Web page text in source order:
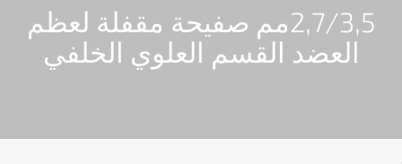
2,7/3,5مم صفيحة مقفلة لعظم
العضد القسم العلوي الخلفي